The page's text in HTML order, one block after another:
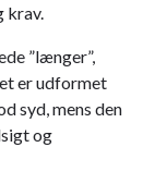
krav.
”længer”,
er udformet
syd, mens den
og